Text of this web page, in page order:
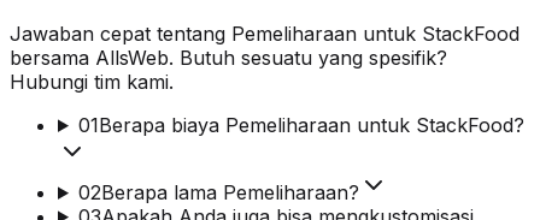
Jawaban cepat tentang Pemeliharaan untuk StackFood
bersama AllsWeb. Butuh sesuatu yang spesifik?
Hubungi tim kami.
01Berapa biaya Pemeliharaan untuk StackFood?
02Berapa lama Pemeliharaan?